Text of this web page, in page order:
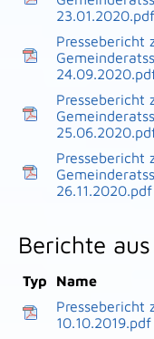
23.01.2020.pdf
Pressebericht
Pressebericht
Pressebericht
26.11.2020.pdf
Berichte
Typ Name
Pressebericht
10.10.2019.pdf